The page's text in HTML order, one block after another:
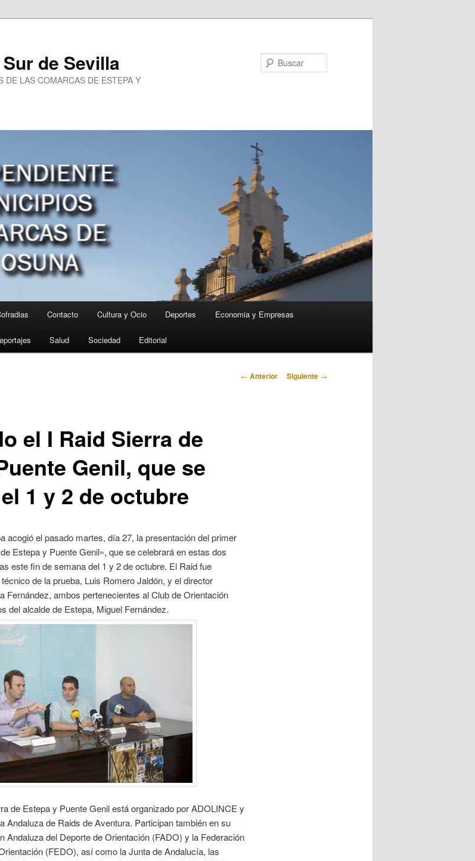
de Sevilla
DE LAS COMARCAS DE ESTEPA Y
Contacto Cultura y Ocio Deportes Economia y Empresas
Salud Sociedad Editorial
Navegación
← Anterior Siguiente →
el I Raid Sierra de
Genil, que se
1 y 2 de octubre
acogió el pasado martes, día 27, la presentación del primer
Estepa y Puente Genil», que se celebrará en estas dos
este fin de semana del 1 y 2 de octubre. El Raid fue
de la prueba, Luis Romero Jaldón, y el director
Fernández, ambos pertenecientes al Club de Orientación
del alcalde de Estepa, Miguel Fernández.
de Estepa y Puente Genil está organizado por ADOLINCE y
Andaluza de Raids de Aventura. Participan también en su
Andaluza del Deporte de Orientación (FADO) y la Federación
(FEDO), así como la Junta de Andalucía, las